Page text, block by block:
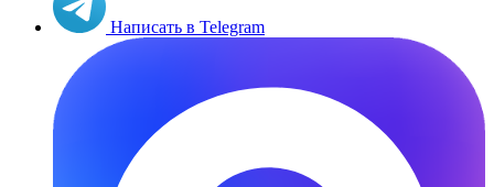
Написать в Telegram